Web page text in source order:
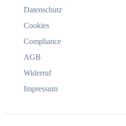
Datenschutz
Cookies
Compliance
AGB
Widerruf
Impressum